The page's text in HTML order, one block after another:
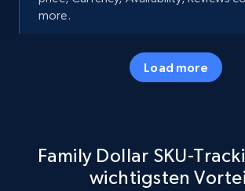
more.
5.7K+ Jetzt
specific keywords
Title, Seller name, Brand, Description,
Load more
Family Dollar SKU-
wichtigsten